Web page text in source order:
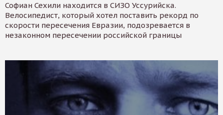
Софиан Сехили находится в СИЗО Уссурийска.
Велосипедист, который хотел поставить рекорд по
скорости пересечения Евразии, подозревается в
незаконном пересечении российской границы